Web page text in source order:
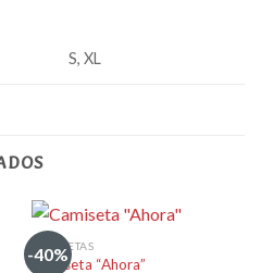
S, XL
-40%
CAMISETAS
Camiseta “Ahora”